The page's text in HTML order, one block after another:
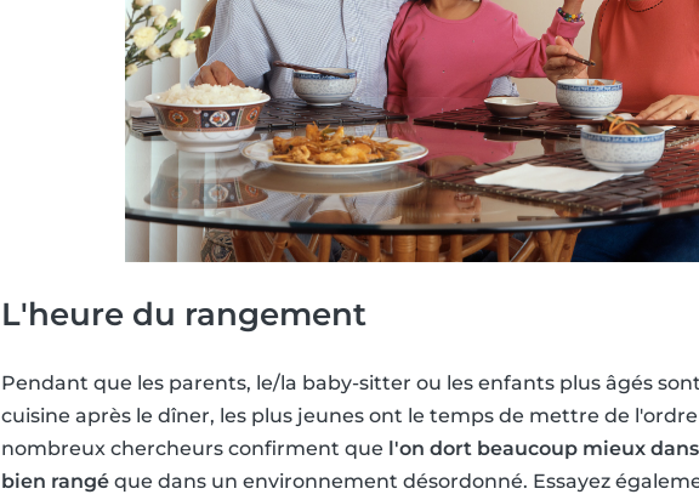
L'heure du rangement
Pendant que les parents, le/la baby-sitter ou les enfants plus âgés
cuisine après le dîner, les plus jeunes ont le temps de mettre de
nombreux chercheurs confirment que l'on dort beaucoup mieux
bien rangé que dans un environnement désordonné. Essayez